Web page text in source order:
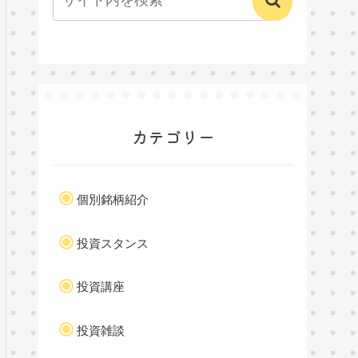
カテゴリー
個別銘柄紹介
投資スタンス
投資講座
投資雑談